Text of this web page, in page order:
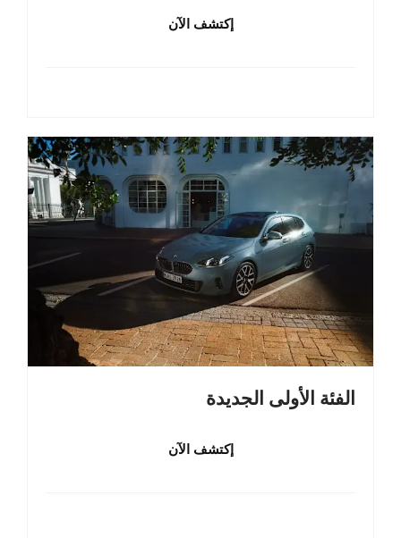
إكتشف الآن
الفئة الأولى الجديدة
إكتشف الآن